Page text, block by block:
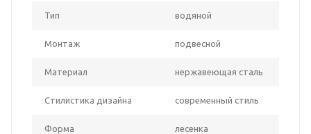
Тип водяной
Монтаж подвесной
Материал нержавеющая сталь
Стилистика дизайна современный стиль
Форма лесенка